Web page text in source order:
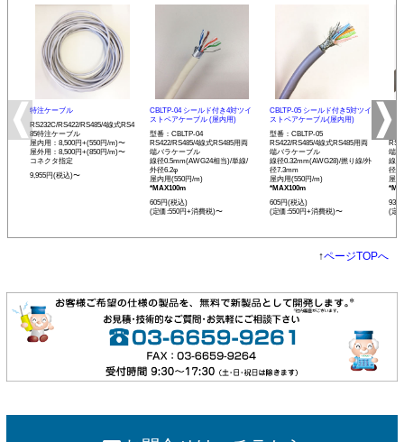
特注ケーブル
RS232C/RS422/RS485/4線式RS4
85特注ケーブル
屋内用：8,500円+(550円/m)〜
屋外用：8,500円+(850円/m)〜
コネクタ指定
9,955円(税込)〜
CBLTP-04 シールド付き4対ツイ
ストペアケーブル (屋内用)
型番：CBLTP-04
RS422/RS485/4線式RS485用両
端バラケーブル
線径0.5mm(AWG24相当)/単線/
外径6.2φ
屋内用(550円/m)
*MAX100m
605円(税込)
(定価:550円+消費税)〜
CBLTP-05 シールド付き5対ツイ
ストペアケーブル(屋内用)
型番：CBLTP-05
RS422/RS485/4線式RS485用両
端バラケーブル
線径0.32mm(AWG28)/撚り線/外
径7.3mm
屋内用(550円/m)
*MAX100m
605円(税込)
(定価:550円+消費税)〜
イ
端
線
径
屋
935
(定
↑ページTOPへ